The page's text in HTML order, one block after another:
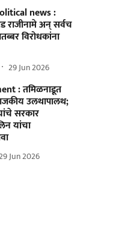
news :
राजीनामे अन् सर्वच
विरोधकांना
29 Jun 2026
: तमिळनाडूत
उलथापालथ;
सरकार
यांचा
Jun 2026